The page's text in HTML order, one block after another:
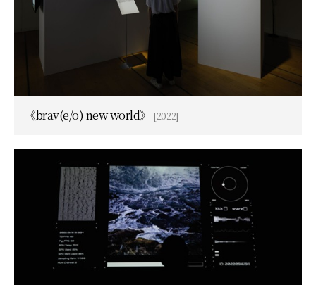
《brav(e/o) new world》 [2022]